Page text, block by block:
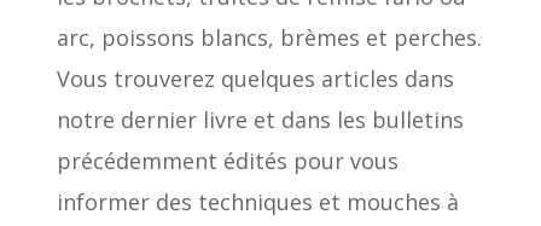
arc, poissons blancs, brèmes et perches.
Vous trouverez quelques articles dans
notre dernier livre et dans les bulletins
précédemment édités pour vous
informer des techniques et mouches à